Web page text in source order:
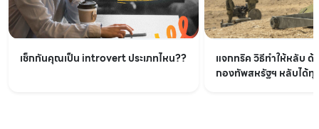
เช็กกันคุณเป็น introvert ประเภทไหน??
แจกทริค วิธีทำให้หลับ
กองทัพสหรัฐฯ หลับได้ทุ